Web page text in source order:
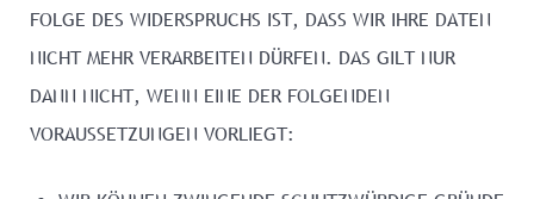
FOLGE DES WIDERSPRUCHS IST, DASS WIR IHRE DATEN
NICHT MEHR VERARBEITEN DÜRFEN. DAS GILT NUR
DANN NICHT, WENN EINE DER FOLGENDEN
VORAUSSETZUNGEN VORLIEGT: